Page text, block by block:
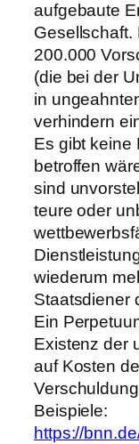
aufgebaute
Gesellschaft.
200.000
(die bei der
in
verhindern
Es gibt keine
betroffen
sind
teure oder
wiederum
Staatsdiener
Ein
Existenz der
auf Kosten
Beispiele:
https://